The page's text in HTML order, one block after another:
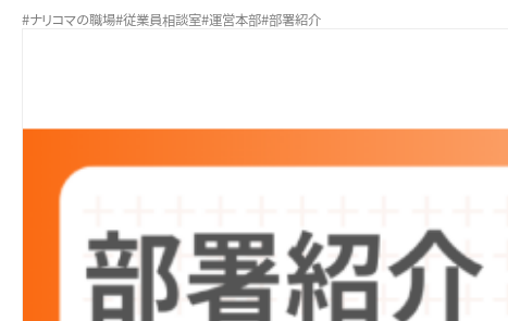
#ナリコマの職場#従業員相談室#運営本部#部署紹介